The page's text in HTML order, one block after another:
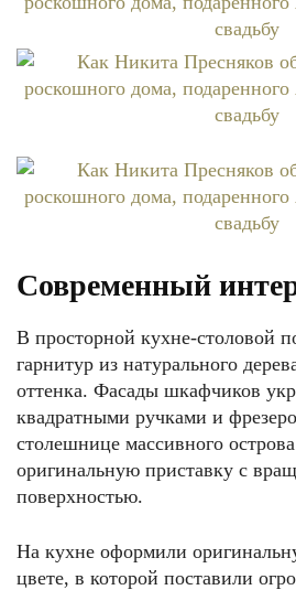
Современный
В просторной кухне-столовой
гарнитур из натурального
оттенка. Фасады шкафчиков
квадратными ручками и
столешнице массивного
оригинальную приставку с
поверхностью.
На кухне оформили
цвете, в которой поставили